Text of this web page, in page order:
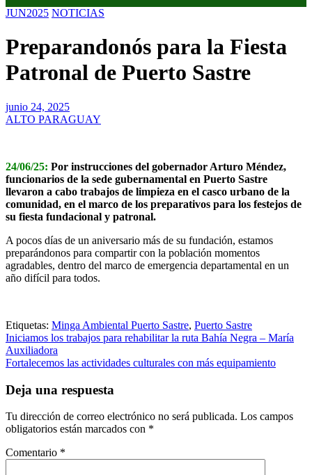
JUN2025 NOTICIAS
Preparandonós para la Fiesta
Patronal de Puerto Sastre
junio 24, 2025
ALTO PARAGUAY
24/06/25: Por instrucciones del gobernador Arturo Méndez,
funcionarios de la sede gubernamental en Puerto Sastre
llevaron a cabo trabajos de limpieza en el casco urbano de la
comunidad, en el marco de los preparativos para los festejos de
su fiesta fundacional y patronal.
A pocos días de un aniversario más de su fundación, estamos
preparándonos para compartir con la población momentos
agradables, dentro del marco de emergencia departamental en un
año difícil para todos.
Etiquetas: Minga Ambiental Puerto Sastre, Puerto Sastre
Navegación
de
Iniciamos los trabajos para rehabilitar la ruta Bahía Negra – María
Auxiliadora
Fortalecemos las actividades culturales con más equipamiento
Deja una respuesta
Tu dirección de correo electrónico no será publicada. Los campos
obligatorios están marcados con *
Comentario *